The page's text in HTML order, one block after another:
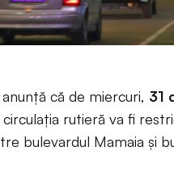
anunță că de miercuri, 31
circulația rutieră va fi
bulevardul Mamaia și